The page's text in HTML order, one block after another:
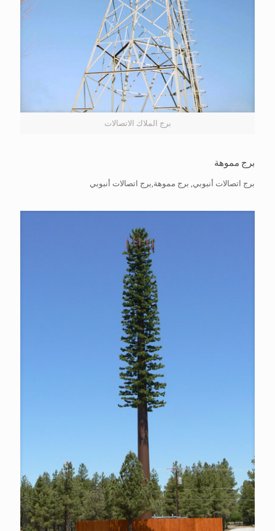
برج الملاك الاتصالات
برج مموهة
برج اتصالات أنبوبي, برج مموهة,برج اتصالات أنبوبي